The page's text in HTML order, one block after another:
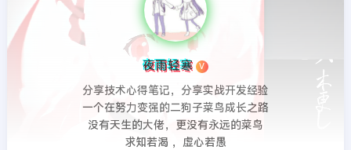
夜雨轻寒 V
分享技术心得笔记，分享实战开发经验
一个在努力变强的二狗子菜鸟成长之路
没有天生的大佬，更没有永远的菜鸟
求知若渴 ，虚心若愚